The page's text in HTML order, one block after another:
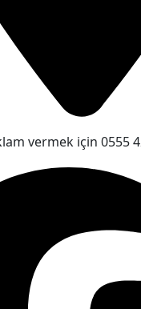
vermek için 0555